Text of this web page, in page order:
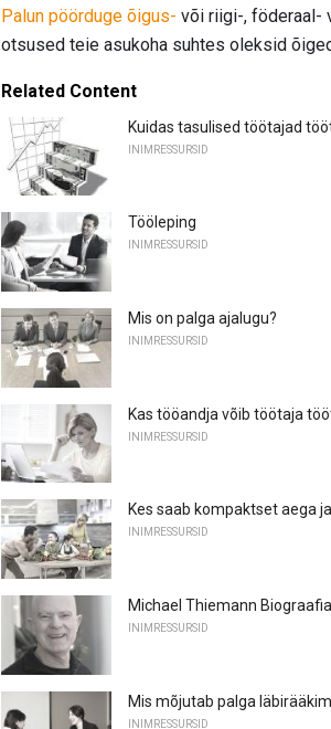
Palun pöörduge õigus- või riigi-, föderaal-
otsused teie asukoha suhtes oleksid
Related Content
Kuidas tasulised töötajad
INIMRESSURSID
Tööleping
INIMRESSURSID
Mis on palga ajalugu?
INIMRESSURSID
Kas tööandja võib töötaja
INIMRESSURSID
Kes saab kompaktset aega
INIMRESSURSID
Michael Thiemann Biograafia
INIMRESSURSID
Mis mõjutab palga
INIMRESSURSID